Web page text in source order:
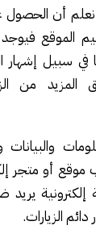
نعلم أن
الموقع
في سبيل إشهار
من
أو متجر
الزيارات.